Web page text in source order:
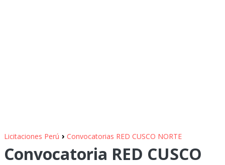
Licitaciones Perú › Convocatorias RED CUSCO NORTE
Convocatoria RED CUSCO